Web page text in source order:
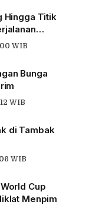
Hingga Titik
WIB
Bunga
WIB
di Tambak
WIB
Cup
Menpim